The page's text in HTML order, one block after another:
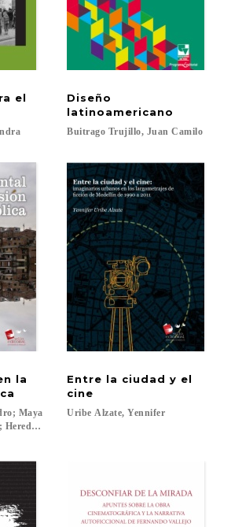
el
Diseño
latinoamericano
Buitrago Trujillo, Juan Camilo
la
Maya
Ruiz, Verónica...
Entre la ciudad y el
cine
Uribe Alzate, Yennifer